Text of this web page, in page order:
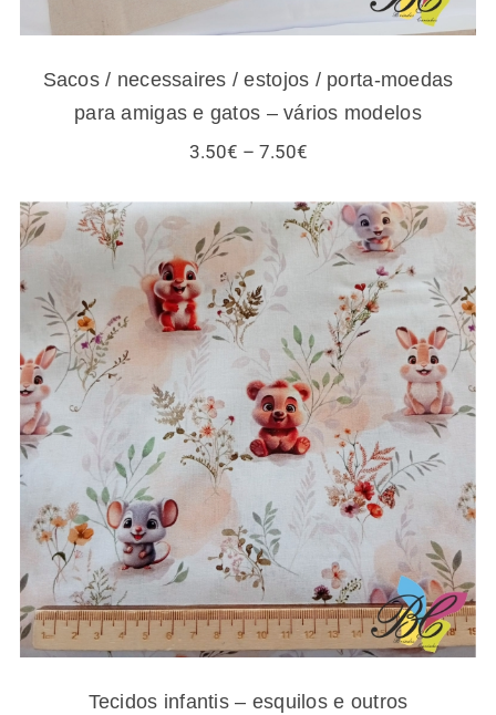
Sacos / necessaires / estojos / porta-moedas
para amigas e gatos – vários modelos
3.50€ – 7.50€Price
through
7.50€
Tecidos infantis – esquilos e outros
Tecidos infantis – esquilos e outros